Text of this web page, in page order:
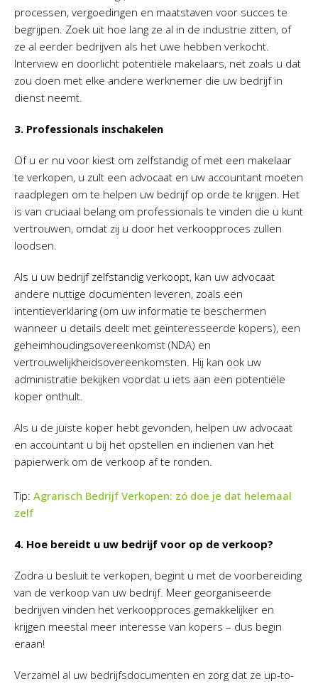
processen, vergoedingen en maatstaven voor succes te
begrijpen. Zoek uit hoe lang ze al in de industrie zitten, of
ze al eerder bedrijven als het uwe hebben verkocht.
Interview en doorlicht potentiële makelaars, net zoals u dat
zou doen met elke andere werknemer die uw bedrijf in
dienst neemt.
3. Professionals inschakelen
Of u er nu voor kiest om zelfstandig of met een makelaar
te verkopen, u zult een advocaat en uw accountant moeten
raadplegen om te helpen uw bedrijf op orde te krijgen. Het
is van cruciaal belang om professionals te vinden die u kunt
vertrouwen, omdat zij u door het verkoopproces zullen
loodsen.
Als u uw bedrijf zelfstandig verkoopt, kan uw advocaat
andere nuttige documenten leveren, zoals een
intentieverklaring (om uw informatie te beschermen
wanneer u details deelt met geïnteresseerde kopers), een
geheimhoudingsovereenkomst (NDA) en
vertrouwelijkheidsovereenkomsten. Hij kan ook uw
administratie bekijken voordat u iets aan een potentiële
koper onthult.
Als u de juiste koper hebt gevonden, helpen uw advocaat
en accountant u bij het opstellen en indienen van het
papierwerk om de verkoop af te ronden.
Tip: Agrarisch Bedrijf Verkopen: zó doe je dat helemaal
zelf
4. Hoe bereidt u uw bedrijf voor op de verkoop?
Zodra u besluit te verkopen, begint u met de voorbereiding
van de verkoop van uw bedrijf. Meer georganiseerde
bedrijven vinden het verkoopproces gemakkelijker en
krijgen meestal meer interesse van kopers – dus begin
eraan!
Verzamel al uw bedrijfsdocumenten en zorg dat ze up-to-